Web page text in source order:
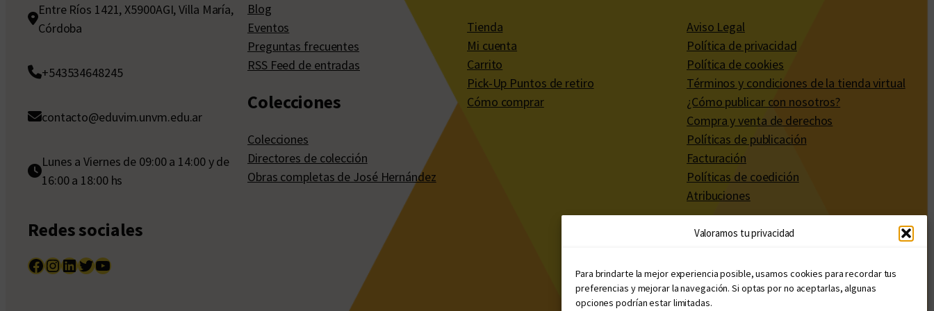
Valoramos tu privacidad
Para brindarte la mejor experiencia posible, usamos cookies para recordar tus
preferencias y mejorar la navegación. Si optas por no aceptarlas, algunas
opciones podrían estar limitadas.
Entre Ríos 1421, X5900AGI, Villa María,
Córdoba
+543534648245
contacto@eduvim.unvm.edu.ar
Lunes a Viernes de 09:00 a 14:00 y de
16:00 a 18:00 hs
Redes sociales
Facebook InstagramLinkedIn Twitter YouTube
Blog
Eventos
Preguntas frecuentes
RSS Feed de entradas
Colecciones
Colecciones
Directores de colección
Obras completas de José Hernández
Tienda
Mi cuenta
Carrito
Pick-Up Puntos de retiro
Cómo comprar
Aviso Legal
Política de privacidad
Política de cookies
Términos y condiciones de la tienda virtual
¿Cómo publicar con nosotros?
Compra y venta de derechos
Políticas de publicación
Facturación
Políticas de coedición
Atribuciones